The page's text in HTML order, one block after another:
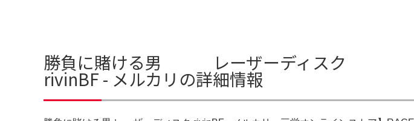
勝負に賭ける男 レーザーディスク
rivinBF - メルカリの詳細情報